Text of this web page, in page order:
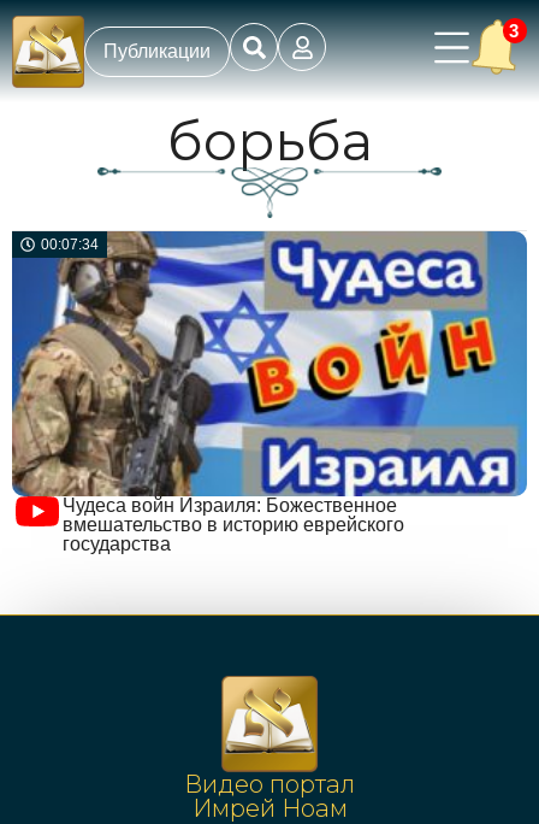
Публикации
3
борьба
00:07:34
Чудеса войн Израиля: Божественное
вмешательство в историю еврейского
государства
Видео портал
Имрей Ноам